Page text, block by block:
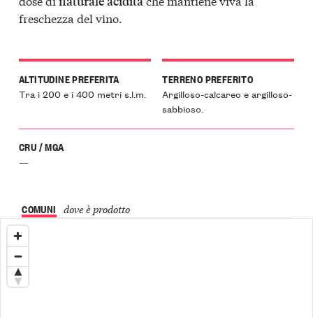
freschezza del vino.
ALTITUDINE PREFERITA
Tra i 200 e i 400 metri s.l.m.
TERRENO PREFERITO
Argilloso-calcareo e argilloso-
sabbioso.
CRU / MGA
—
COMUNI dove è prodotto